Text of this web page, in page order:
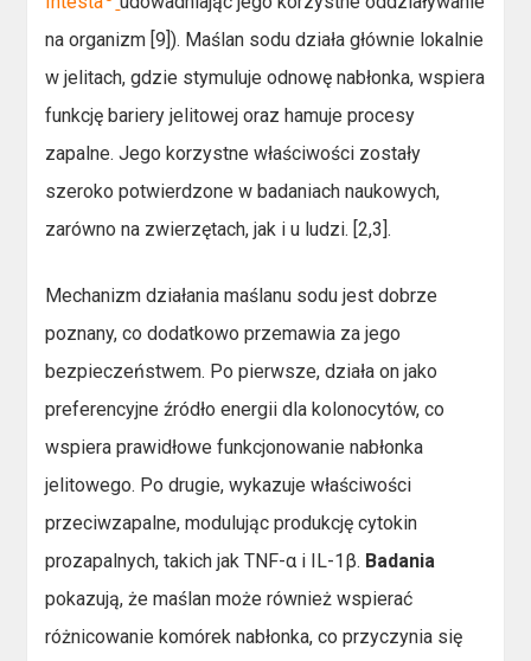
na organizm [9]). Maślan sodu działa głównie lokalnie
w jelitach, gdzie stymuluje odnowę nabłonka, wspiera
funkcję bariery jelitowej oraz hamuje procesy
zapalne. Jego korzystne właściwości zostały
szeroko potwierdzone w badaniach naukowych,
zarówno na zwierzętach, jak i u ludzi. [2,3].
Mechanizm działania maślanu sodu jest dobrze
poznany, co dodatkowo przemawia za jego
bezpieczeństwem. Po pierwsze, działa on jako
preferencyjne źródło energii dla kolonocytów, co
wspiera prawidłowe funkcjonowanie nabłonka
jelitowego. Po drugie, wykazuje właściwości
przeciwzapalne, modulując produkcję cytokin
prozapalnych, takich jak TNF-α i IL-1β. Badania
pokazują, że maślan może również wspierać
różnicowanie komórek nabłonka, co przyczynia się